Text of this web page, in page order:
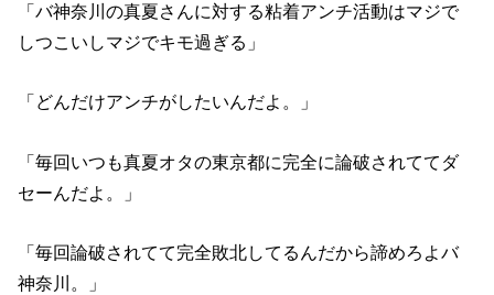
「バ神奈川の真夏さんに対する粘着アンチ活動はマジで
しつこいしマジでキモ過ぎる」
「どんだけアンチがしたいんだよ。」
「毎回いつも真夏オタの東京都に完全に論破されててダ
セーんだよ。」
「毎回論破されてて完全敗北してるんだから諦めろよバ
神奈川。」